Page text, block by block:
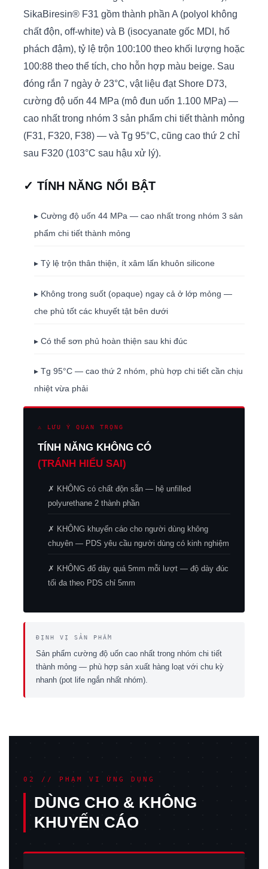
SikaBiresin® F31 gồm thành phần A (polyol không
chất độn, off-white) và B (isocyanate gốc MDI, hổ
phách đậm), tỷ lệ trộn 100:100 theo khối lượng hoặc
100:88 theo thể tích, cho hỗn hợp màu beige. Sau
đóng rắn 7 ngày ở 23°C, vật liệu đạt Shore D73,
cường độ uốn 44 MPa (mô đun uốn 1.100 MPa) —
cao nhất trong nhóm 3 sản phẩm chi tiết thành mỏng
(F31, F320, F38) — và Tg 95°C, cũng cao thứ 2 chỉ
sau F320 (103°C sau hậu xử lý).
✓ TÍNH NĂNG NỔI BẬT
▸ Cường độ uốn 44 MPa — cao nhất trong nhóm 3 sản
phẩm chi tiết thành mỏng
▸ Tỷ lệ trộn thân thiện, ít xâm lấn khuôn silicone
▸ Không trong suốt (opaque) ngay cả ở lớp mỏng —
che phủ tốt các khuyết tật bên dưới
▸ Có thể sơn phủ hoàn thiện sau khi đúc
▸ Tg 95°C — cao thứ 2 nhóm, phù hợp chi tiết cần chịu
nhiệt vừa phải
⚠ LƯU Ý QUAN TRỌNG
TÍNH NĂNG KHÔNG CÓ
(TRÁNH HIỂU SAI)
✗ KHÔNG có chất độn sẵn — hệ unfilled
polyurethane 2 thành phần
✗ KHÔNG khuyến cáo cho người dùng không
chuyên — PDS yêu cầu người dùng có kinh nghiệm
✗ KHÔNG đổ dày quá 5mm mỗi lượt — độ dày đúc
tối đa theo PDS chỉ 5mm
ĐỊNH VỊ SẢN PHẨM
Sản phẩm cường độ uốn cao nhất trong nhóm chi tiết
thành mỏng — phù hợp sản xuất hàng loạt với chu kỳ
nhanh (pot life ngắn nhất nhóm).
02 // PHẠM VI ỨNG DỤNG
DÙNG CHO & KHÔNG
KHUYẾN CÁO